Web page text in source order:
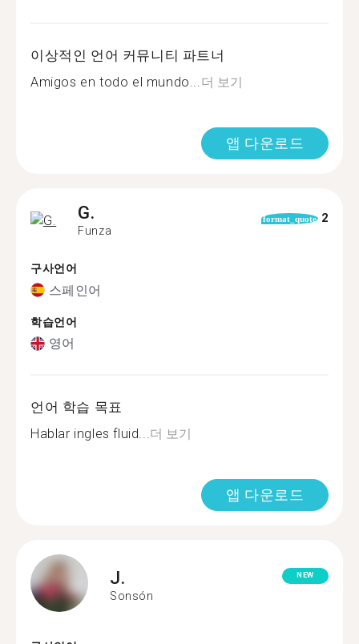
이상적인 언어 커뮤니티 파트너
Amigos en todo el mundo...더 보기
앱 다운로드
G.
Funza
format_quote 2
구사언어
스페인어
학습언어
영어
언어 학습 목표
Hablar ingles fluid...더 보기
앱 다운로드
J.
Sonsón
NEW